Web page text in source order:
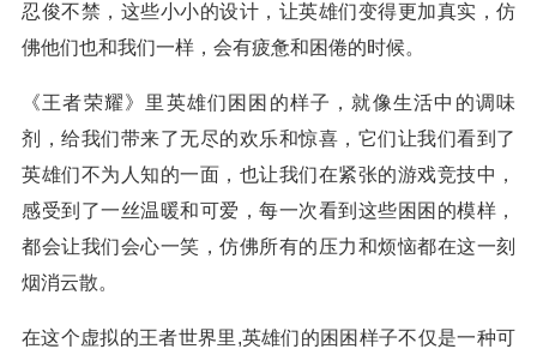
忍俊不禁，这些小小的设计，让英雄们变得更加真实，仿
佛他们也和我们一样，会有疲惫和困倦的时候。
《王者荣耀》里英雄们困困的样子，就像生活中的调味
剂，给我们带来了无尽的欢乐和惊喜，它们让我们看到了
英雄们不为人知的一面，也让我们在紧张的游戏竞技中，
感受到了一丝温暖和可爱，每一次看到这些困困的模样，
都会让我们会心一笑，仿佛所有的压力和烦恼都在这一刻
烟消云散。
在这个虚拟的王者世界里,英雄们的困困样子不仅是一种可